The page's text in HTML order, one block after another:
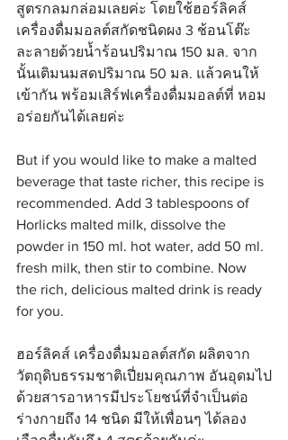
สูตรกลมกล่อมเลยค่ะ โดยใช้ฮอร์ลิคส์
เครื่องดื่มมอลต์สกัดชนิดผง 3 ช้อนโต๊ะ
ละลายด้วยน้ำร้อนปริมาณ 150 มล. จาก
นั้นเติมนมสดปริมาณ 50 มล. แล้วคนให้
เข้ากัน พร้อมเสิร์ฟเครื่องดื่มมอลต์ที่ หอม
อร่อยกันได้เลยค่ะ
But if you would like to make a malted
beverage that taste richer, this recipe is
recommended. Add 3 tablespoons of
Horlicks malted milk, dissolve the
powder in 150 ml. hot water, add 50 ml.
fresh milk, then stir to combine. Now
the rich, delicious malted drink is ready
for you.
ฮอร์ลิคส์ เครื่องดื่มมอลต์สกัด ผลิตจาก
วัตถุดิบธรรมชาติเปี่ยมคุณภาพ อันอุดมไป
ด้วยสารอาหารมีประโยชน์ที่จำเป็นต่อ
ร่างกายถึง 14 ชนิด มีให้เพื่อนๆ ได้ลอง